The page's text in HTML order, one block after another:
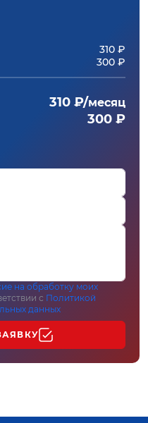
310 ₽
300 ₽
310 ₽/месяц
300 ₽
на обработку моих
с Политикой
данных